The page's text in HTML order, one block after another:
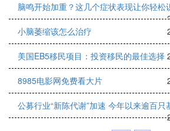
脑鸣开始加重？这几个症状表现让你轻松
小脑萎缩该怎么治疗
美国EB5移民项目：投资移民的最佳选择
8985电影网免费看大片
公募行业“新陈代谢”加速 今年以来逾百只